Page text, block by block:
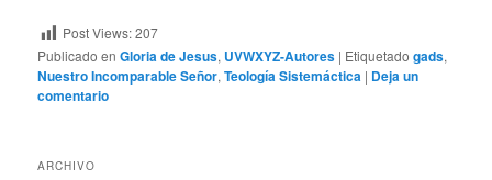
Post Views:207
Publicado en Gloria de Jesus, UVWXYZ-Autores | Etiquetado gads,
Nuestro Incomparable Señor,Teología Sistemáctica | Deja un
comentario
ARCHIVO